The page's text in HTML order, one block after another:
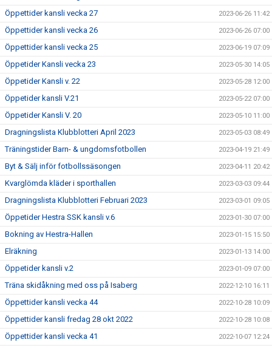
Öppettider kansli vecka 27 2023-06-26 11:42
Öppettider kansli vecka 26 2023-06-26 07:00
Öppettider kansli vecka 25 2023-06-19 07:09
Öppetider Kansli vecka 23 2023-05-30 14:05
Öppetider Kansli v. 22 2023-05-28 12:00
Öppetider kansli V.21 2023-05-22 07:00
Öppetider Kansli V. 20 2023-05-10 11:00
Dragningslista Klubblotteri April 2023 2023-05-03 08:49
Träningstider Barn- & ungdomsfotbollen 2023-04-19 21:49
Byt & Sälj inför fotbollssäsongen 2023-04-11 20:42
Kvarglömda kläder i sporthallen 2023-03-03 09:44
Dragningslista Klubblotteri Februari 2023 2023-03-01 09:05
Öppetider Hestra SSK kansli v.6 2023-01-30 07:00
Bokning av Hestra-Hallen 2023-01-15 15:50
Elräkning 2023-01-13 14:00
Öppetider kansli v.2 2023-01-09 07:00
Träna skidåkning med oss på Isaberg 2022-12-10 16:11
Öppettider kansli vecka 44 2022-10-28 10:09
Öppettider kansli fredag 28 okt 2022 2022-10-28 10:08
Öppettider kansli vecka 41 2022-10-07 12:24